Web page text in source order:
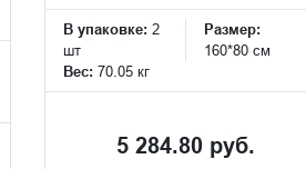
В упаковке: 2
шт
Размер:
160*80 см
Вес: 70.05 кг
5 284.80 руб.